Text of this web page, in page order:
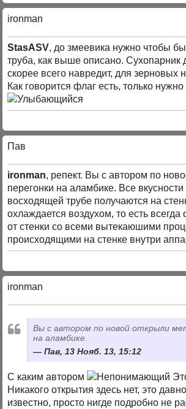
ironman
StasASV, до змеевика нужно чтобы
труба, как выше описано. Сухопарник
скорее всего навредит, для зерновых
Как говорится флаг есть, только нужно
Пав
ironman, репект. Вы с автором по
перегонки на аламбике. Все
восходящей трубе получаются на
охлаждается воздухом, то есть всегда
от стенки со всеми вытекаюшими
происходящими на стенке внутри
ironman
Вы с автором по новой открыли
на аламбике.
Пав, 13 Нояб. 13, 15:12
С каким автором
Никакого открытия здесь нет, это
известно, просто нигде подробно не